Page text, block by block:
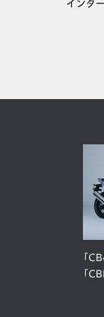
インタ
「
「